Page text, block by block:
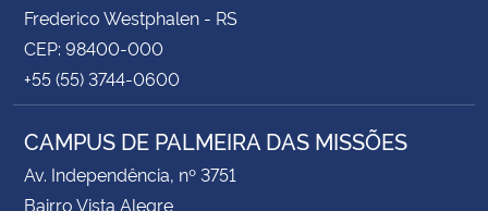
Frederico Westphalen - RS
CEP: 98400-000
+55 (55) 3744-0600
CAMPUS DE PALMEIRA DAS MISSÕES
Av. Independência, nº 3751
Bairro Vista Alegre